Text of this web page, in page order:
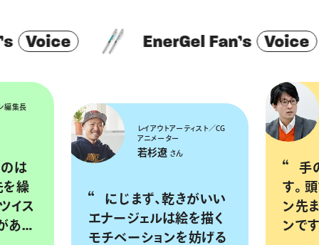
EnerGel Fan’s Voice
編集長
を繰
イス
あっ
レイアウトアーティスト／CG
アニメーター
若杉遼 さん
にじまず、乾きがいい
エナージェルは絵を描く
モチベーションを妨げる
手の一部、脳の一部で
す。
ン先
ンで